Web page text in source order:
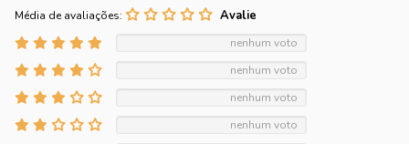
Média de avaliações:
nenhum voto
nenhum voto
nenhum voto
nenhum voto